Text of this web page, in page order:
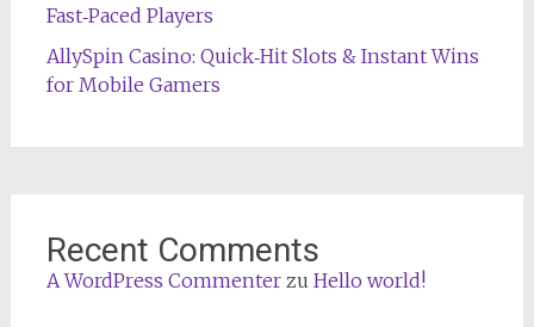
Fast‑Paced Players
AllySpin Casino: Quick‑Hit Slots & Instant Wins
for Mobile Gamers
Recent Comments
A WordPress Commenterzu Hello world!